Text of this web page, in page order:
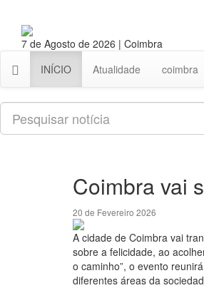
7 de Agosto de 2026 | Coimbra
INÍCIO Atualidade coimbra
Pesquisar
Coimbra vai
20 de Fevereiro 2026
A cidade de Coimbra vai
sobre a felicidade, ao
o caminho”, o evento
diferentes áreas da